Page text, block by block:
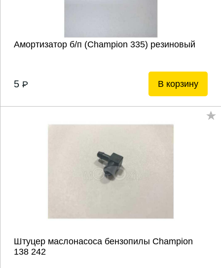
Амортизатор б/п (Champion 335) резиновый
5 P В корзину
Штуцер маслонасоса бензопилы Champion
138 242